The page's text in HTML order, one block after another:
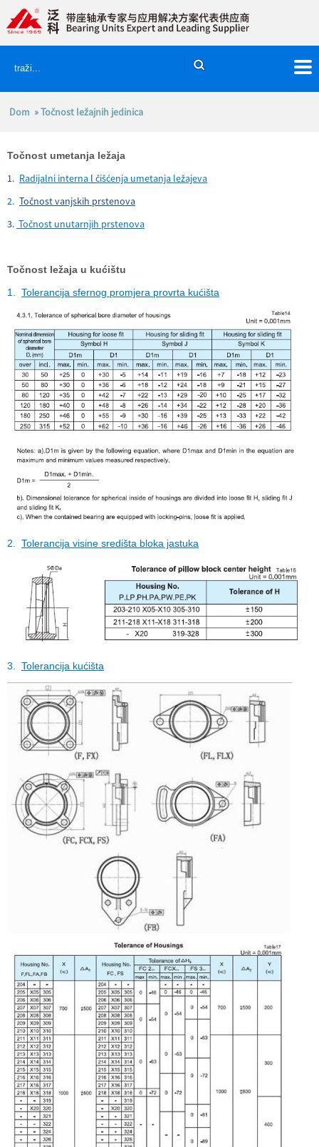
Dom » Točnost ležajnih jedinica
Točnost umetanja ležaja
1. Radijalni interna l čišćenja umetanja ležajeva
2. Točnost vanjskih prstenova
3. Točnost unutarnjih prstenova
Točnost ležaja u kućištu
1. Tolerancija sfernog promjera provrta kućišta
2. Tolerancija visine središta bloka jastuka
3. Tolerancija kućišta